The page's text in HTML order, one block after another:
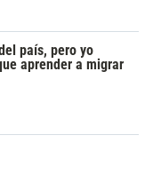
país, pero yo
aprender a migrar